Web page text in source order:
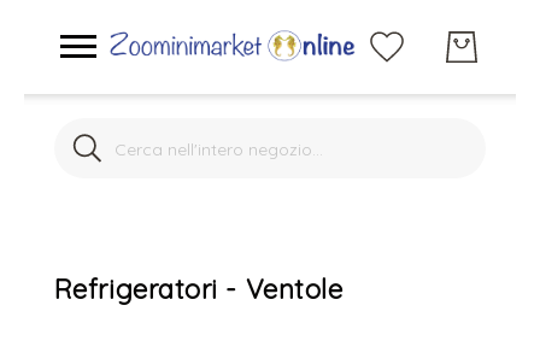
Search
Acquario marino
Laghetto
Refrigeratori - Ventole